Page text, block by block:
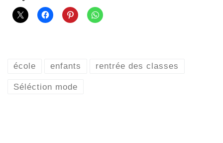
école enfants rentrée des classes
Séléction mode